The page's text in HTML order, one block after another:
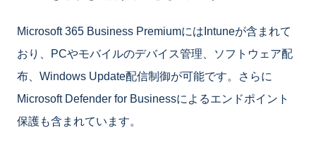
Microsoft 365 Business PremiumにはIntuneが含まれて
おり、PCやモバイルのデバイス管理、ソフトウェア配
布、Windows Update配信制御が可能です。さらに
Microsoft Defender for Businessによるエンドポイント
保護も含まれています。